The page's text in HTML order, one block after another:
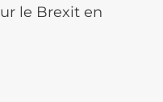
le Brexit en